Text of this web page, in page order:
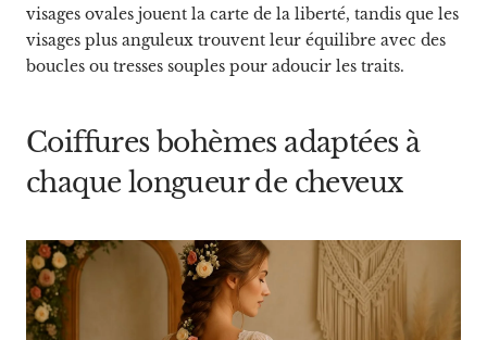
visages ovales jouent la carte de la liberté, tandis que les
visages plus anguleux trouvent leur équilibre avec des
boucles ou tresses souples pour adoucir les traits.
Coiffures bohèmes adaptées à
chaque longueur de cheveux